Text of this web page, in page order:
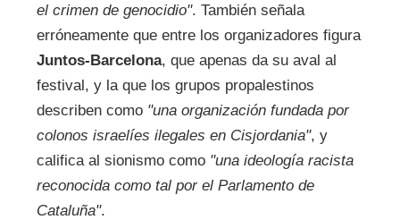
el crimen de genocidio". También señala
erróneamente que entre los organizadores figura
Juntos-Barcelona, que apenas da su aval al
festival, y la que los grupos propalestinos
describen como "una organización fundada por
colonos israelíes ilegales en Cisjordania", y
califica al sionismo como "una ideología racista
reconocida como tal por el Parlamento de
Cataluña".